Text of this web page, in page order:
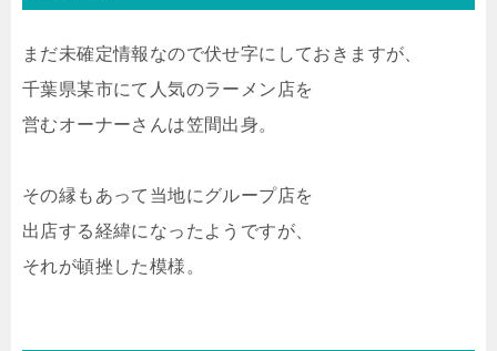
まだ未確定情報なので伏せ字にしておきますが、
千葉県某市にて人気のラーメン店を
営むオーナーさんは笠間出身。
その縁もあって当地にグループ店を
出店する経緯になったようですが、
それが頓挫した模様。